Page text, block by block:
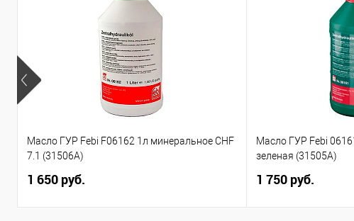
Масло ГУР Febi F06162 1л минеральное CHF
7.1 (31506A)
1 650 руб.
Масло ГУР Febi
зеленая (31505А)
1 750 руб.